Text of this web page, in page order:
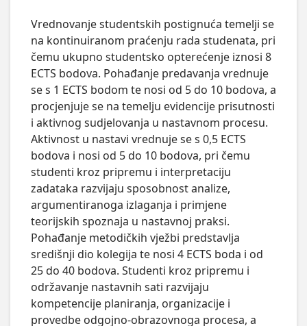
Vrednovanje studentskih postignuća temelji se
na kontinuiranom praćenju rada studenata, pri
čemu ukupno studentsko opterećenje iznosi 8
ECTS bodova. Pohađanje predavanja vrednuje
se s 1 ECTS bodom te nosi od 5 do 10 bodova, a
procjenjuje se na temelju evidencije prisutnosti
i aktivnog sudjelovanja u nastavnom procesu.
Aktivnost u nastavi vrednuje se s 0,5 ECTS
bodova i nosi od 5 do 10 bodova, pri čemu
studenti kroz pripremu i interpretaciju
zadataka razvijaju sposobnost analize,
argumentiranoga izlaganja i primjene
teorijskih spoznaja u nastavnoj praksi.
Pohađanje metodičkih vježbi predstavlja
središnji dio kolegija te nosi 4 ECTS boda i od
25 do 40 bodova. Studenti kroz pripremu i
održavanje nastavnih sati razvijaju
kompetencije planiranja, organizacije i
provedbe odgojno-obrazovnoga procesa, a